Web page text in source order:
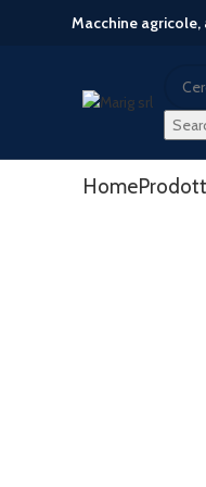
Macchine
Home
Start typing to see posts you